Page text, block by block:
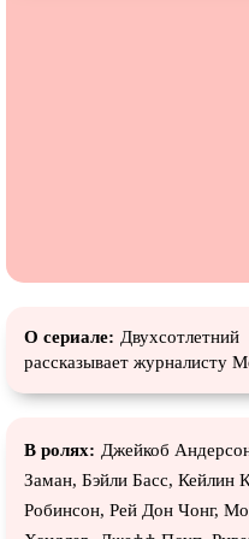
О сериале:
рассказывает журналисту
В ролях: Джейкоб
Заман, Бэйли Басс, Кейлин
Робинсон, Рей Дон Чонг,